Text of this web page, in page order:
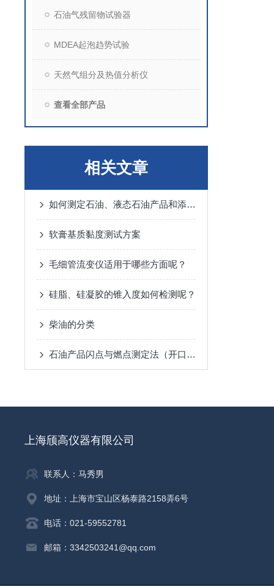
石油气残留物试验器
MDEA起泡趋势试验
天然气组分及热值分析仪
查看全部产品
相关文章
如何测定石油、液态石油产品和添加剂中的机械杂质
软膏基质黏度测试方案
毛细管流变仪适用于哪些方面呢？
硅脂、硅凝胶的锥入度如何检测呢？
柴油的分类
石油产品闪点与燃点测定法（开口杯法） GB/T 267-88
上海颀高仪器有限公司
联系人：马秀男
地址：上海市宝山区杨泰路2158弄6号
电话：021-59552781
邮箱：3342503241@qq.com